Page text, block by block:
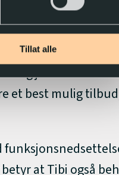
Tillat alle
spesielt.
våre lånere, slik
å gjenfinne
jf. GDPR art. 6
et best mulig
at Tibi også